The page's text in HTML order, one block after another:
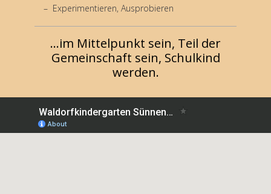
Experimentieren, Ausprobieren
...im Mittelpunkt sein, Teil der
Gemeinschaft sein, Schulkind
werden.